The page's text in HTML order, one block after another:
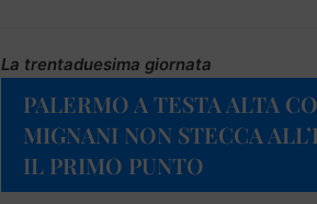
La trentaduesima giornata
PALERMO A TESTA ALTA
MIGNANI NON STECCA
IL PRIMO PUNTO